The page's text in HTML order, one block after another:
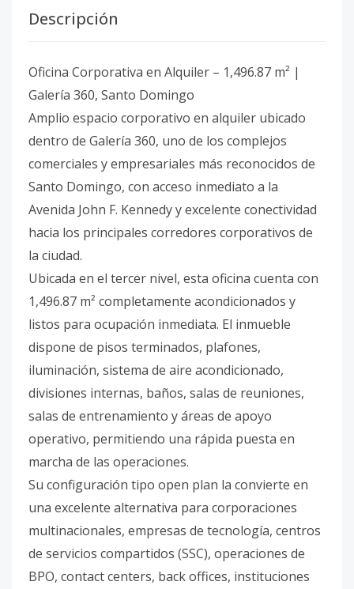
Descripción
Oficina Corporativa en Alquiler – 1,496.87 m² |
Galería 360, Santo Domingo
Amplio espacio corporativo en alquiler ubicado
dentro de Galería 360, uno de los complejos
comerciales y empresariales más reconocidos de
Santo Domingo, con acceso inmediato a la
Avenida John F. Kennedy y excelente conectividad
hacia los principales corredores corporativos de
la ciudad.
Ubicada en el tercer nivel, esta oficina cuenta con
1,496.87 m² completamente acondicionados y
listos para ocupación inmediata. El inmueble
dispone de pisos terminados, plafones,
iluminación, sistema de aire acondicionado,
divisiones internas, baños, salas de reuniones,
salas de entrenamiento y áreas de apoyo
operativo, permitiendo una rápida puesta en
marcha de las operaciones.
Su configuración tipo open plan la convierte en
una excelente alternativa para corporaciones
multinacionales, empresas de tecnología, centros
de servicios compartidos (SSC), operaciones de
BPO, contact centers, back offices, instituciones